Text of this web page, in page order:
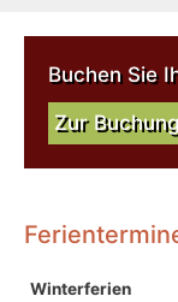
Buchen Sie
Zur
Winterferien